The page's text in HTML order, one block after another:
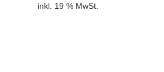
inkl. 19 % MwSt.